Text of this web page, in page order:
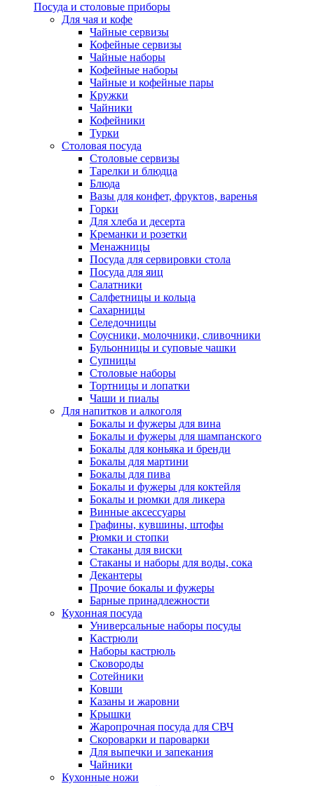
Посуда и столовые приборы
Для чая и кофе
Чайные сервизы
Кофейные сервизы
Чайные наборы
Кофейные наборы
Чайные и кофейные пары
Кружки
Чайники
Кофейники
Турки
Столовая посуда
Столовые сервизы
Тарелки и блюдца
Блюда
Вазы для конфет, фруктов, варенья
Горки
Для хлеба и десерта
Креманки и розетки
Менажницы
Посуда для сервировки стола
Посуда для яиц
Салатники
Салфетницы и кольца
Сахарницы
Селедочницы
Соусники, молочники, сливочники
Бульонницы и суповые чашки
Супницы
Столовые наборы
Тортницы и лопатки
Чаши и пиалы
Для напитков и алкоголя
Бокалы и фужеры для вина
Бокалы и фужеры для шампанского
Бокалы для коньяка и бренди
Бокалы для мартини
Бокалы для пива
Бокалы и фужеры для коктейля
Бокалы и рюмки для ликера
Винные аксессуары
Графины, кувшины, штофы
Рюмки и стопки
Стаканы для виски
Стаканы и наборы для воды, сока
Декантеры
Прочие бокалы и фужеры
Барные принадлежности
Кухонная посуда
Универсальные наборы посуды
Кастрюли
Наборы кастрюль
Сковороды
Сотейники
Ковши
Казаны и жаровни
Крышки
Жаропрочная посуда для СВЧ
Скороварки и пароварки
Для выпечки и запекания
Чайники
Кухонные ножи